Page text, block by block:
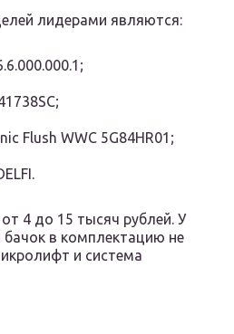
лидерами являются:
Flush WWC 5G84HR01;
4 до 15 тысяч рублей. У
в комплектацию не
и система